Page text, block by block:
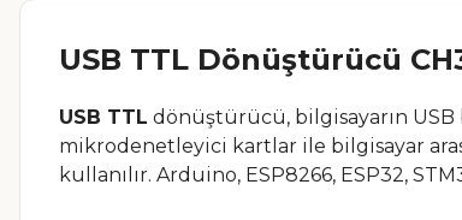
USB TTL Dönüştürücü
USB TTL dönüştürücü, bilgisayarın
mikrodenetleyici kartlar ile bilgisayar
kullanılır. Arduino, ESP8266, ESP32,